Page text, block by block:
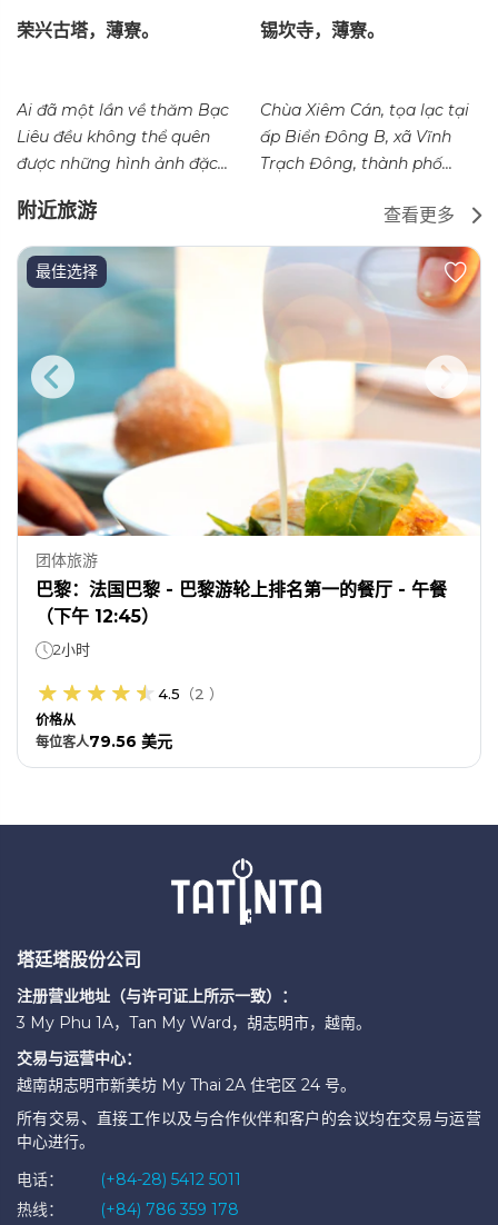
荣兴古塔，薄寮。
Ai đã một lần về thăm Bạc
Liêu đều không thể quên
được những hình ảnh đặc...
锡坎寺，薄寮。
Chùa Xiêm Cán, tọa lạc tại
ấp Biển Đông B, xã Vĩnh
Trạch Đông, thành phố...
附近旅游 查看更多
最佳选择
团体旅游
巴黎：法国巴黎 - 巴黎游轮上排名第一的餐厅 - 午餐
（下午 12:45）
2小时
4.5 （2 ）
价格从
每位客人79.56 美元
塔廷塔股份公司
注册营业地址（与许可证上所示一致）：
3 My Phu 1A，Tan My Ward，胡志明市，越南。
交易与运营中心：
越南胡志明市新美坊 My Thai 2A 住宅区 24 号。
所有交易、直接工作以及与合作伙伴和客户的会议均在交易与运营
中心进行。
电话：
(+84-28) 5412 5011
热线：
(+84) 786 359 178